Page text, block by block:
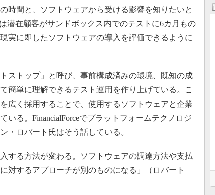
時間と、ソフトウェアから受ける影響を知りたいと
潜在顧客がサンドボックス内でのテストに6カ月もの
実に即したソフトウェアの導入を評価できるように
ストップ」と呼び、事前構成済みの環境、既知の成
簡単に理解できるテスト運用を作り上げている。こ
広く採用することで、使用するソフトウェアと企業
いる。FinancialForceでプラットフォームテクノロジ
・ロバート氏はそう話している。
する方法が変わる。ソフトウェアの調達方法や支払
対するアプローチが別のものになる」（ロバート